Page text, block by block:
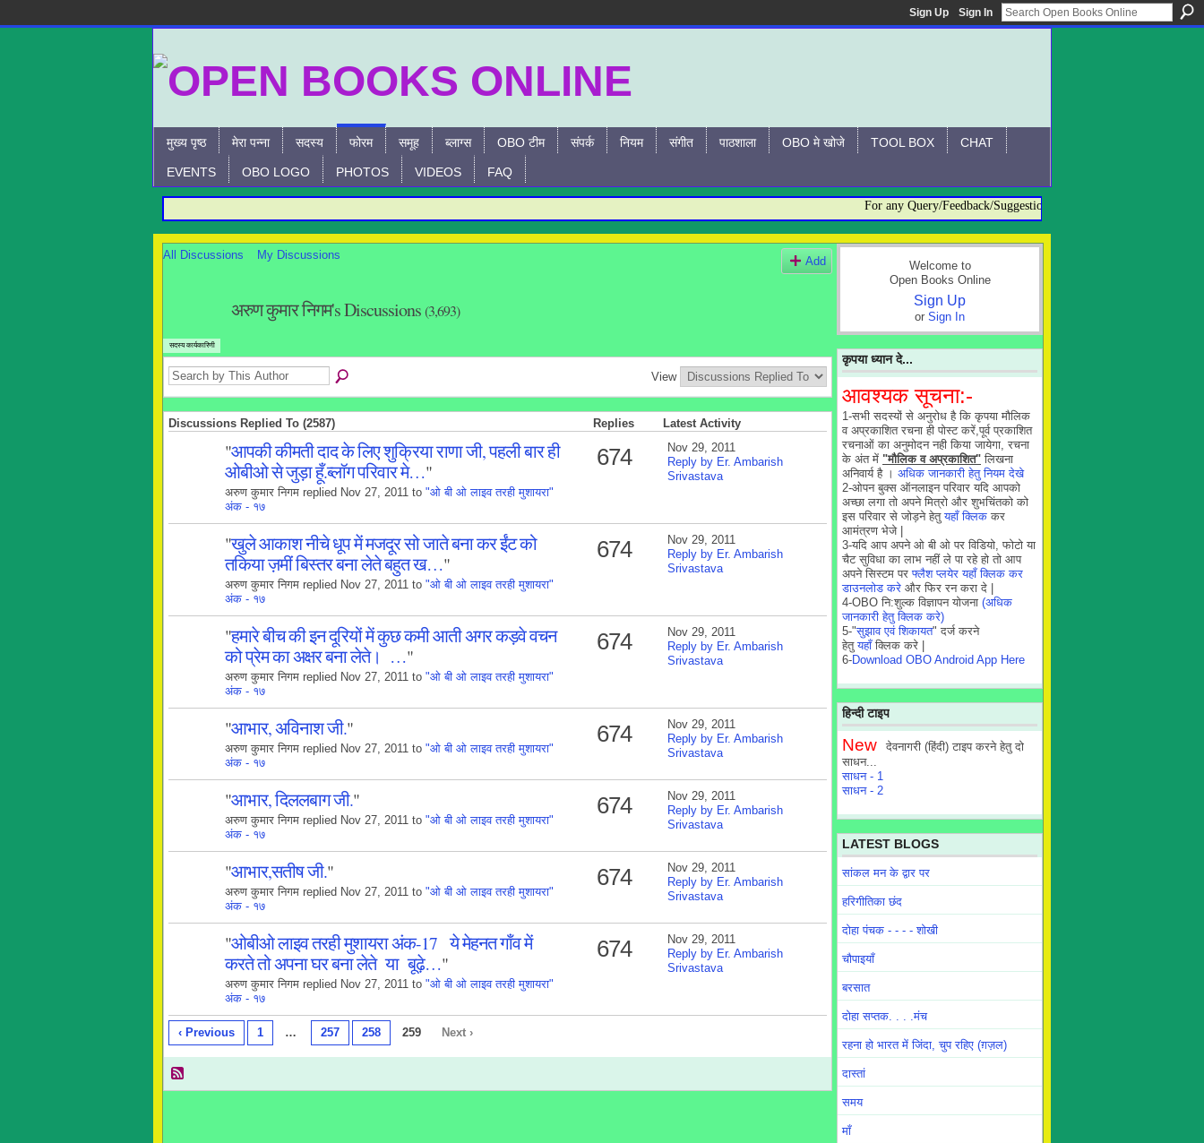
Sign Up Sign In
मुख्य पृष्ठ मेरा पन्ना सदस्य फोरम समूह ब्लाग्स OBO टीम संपर्क नियम संगीत पाठशाला OBO मे खोजे TOOL BOX CHAT
EVENTS OBO LOGO PHOTOS VIDEOS FAQ
For any Query/Feedback/Suggestion related to OBO, please
All Discussions My Discussions Add
सदस्य कार्यकारिणी
अरुण कुमार निगम's Discussions(3,693)
View
Discussions Replied To (2587) Replies Latest Activity
"आपकी कीमती दाद के लिए शुक्रिया राणा जी, पहली बार ही
ओबीओ से जुड़ा हूँ.ब्लॉग परिवार मे…"
अरुण कुमार निगम replied Nov 27, 2011 to "ओ बी ओ लाइव तरही मुशायरा"
अंक - १७
674
Nov 29, 2011
Reply by Er. Ambarish
Srivastava
"खुले आकाश नीचे धूप में मजदूर सो जाते बना कर ईंट को
तकिया ज़मीं बिस्तर बना लेते बहुत ख…"
अरुण कुमार निगम replied Nov 27, 2011 to "ओ बी ओ लाइव तरही मुशायरा"
अंक - १७
674
Nov 29, 2011
Reply by Er. Ambarish
Srivastava
"हमारे बीच की इन दूरियों में कुछ कमी आती अगर कड़वे वचन
को प्रेम का अक्षर बना लेते। …"
अरुण कुमार निगम replied Nov 27, 2011 to "ओ बी ओ लाइव तरही मुशायरा"
अंक - १७
674
Nov 29, 2011
Reply by Er. Ambarish
Srivastava
"आभार, अविनाश जी."
अरुण कुमार निगम replied Nov 27, 2011 to "ओ बी ओ लाइव तरही मुशायरा"
अंक - १७
674
Nov 29, 2011
Reply by Er. Ambarish
Srivastava
"आभार, दिललबाग जी."
अरुण कुमार निगम replied Nov 27, 2011 to "ओ बी ओ लाइव तरही मुशायरा"
अंक - १७
674
Nov 29, 2011
Reply by Er. Ambarish
Srivastava
"आभार,सतीष जी."
अरुण कुमार निगम replied Nov 27, 2011 to "ओ बी ओ लाइव तरही मुशायरा"
अंक - १७
674
Nov 29, 2011
Reply by Er. Ambarish
Srivastava
"ओबीओ लाइव तरही मुशायरा अंक-17 ये मेहनत गाँव में
करते तो अपना घर बना लेते या बूढ़े…"
अरुण कुमार निगम replied Nov 27, 2011 to "ओ बी ओ लाइव तरही मुशायरा"
अंक - १७
674
Nov 29, 2011
Reply by Er. Ambarish
Srivastava
‹ Previous 1 … 257 258 259 Next ›
Welcome to
Open Books Online
Sign Up
or Sign In
कृपया ध्यान दे...
आवश्यक सूचना:-
1-सभी सदस्यों से अनुरोध है कि कृपया मौलिक
व अप्रकाशित रचना ही पोस्ट करें,पूर्व प्रकाशित
रचनाओं का अनुमोदन नही किया जायेगा, रचना
के अंत में "मौलिक व अप्रकाशित" लिखना
अनिवार्य है । अधिक जानकारी हेतु नियम देखे
2-ओपन बुक्स ऑनलाइन परिवार यदि आपको
अच्छा लगा तो अपने मित्रो और शुभचिंतको को
इस परिवार से जोड़ने हेतुयहाँ क्लिक कर
आमंत्रण भेजे |
3-यदि आप अपने ओ बी ओ पर विडियो, फोटो या
चैट सुविधा का लाभ नहीं ले पा रहे हो तो आप
अपने सिस्टम परफ्लैश प्लयेर यहाँ क्लिक कर
डाउनलोड करे और फिर रन करा दे |
4-OBO नि:शुल्क विज्ञापन योजना (अधिक
जानकारी हेतु क्लिक करे)
5-"सुझाव एवं शिकायत" दर्ज करने
हेतुयहाँक्लिक करे |
6-Download OBO Android App Here
हिन्दी टाइप
New
देवनागरी (हिंदी) टाइप करने हेतु दो
साधन...
साधन - 1
साधन - 2
LATEST BLOGS
सांकल मन के द्वार पर
हरिगीतिका छंद
दोहा पंचक - - - - शोखी
चौपाइयाँ
बरसात
दोहा सप्तक. . . .मंच
रहना हो भारत में जिंदा, चुप रहिए (ग़ज़ल)
दास्तां
समय
माँ